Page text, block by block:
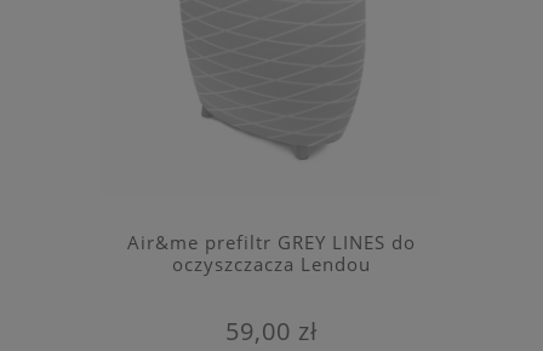
Air&me prefiltr GREY LINES do
oczyszczacza Lendou
59,00 zł